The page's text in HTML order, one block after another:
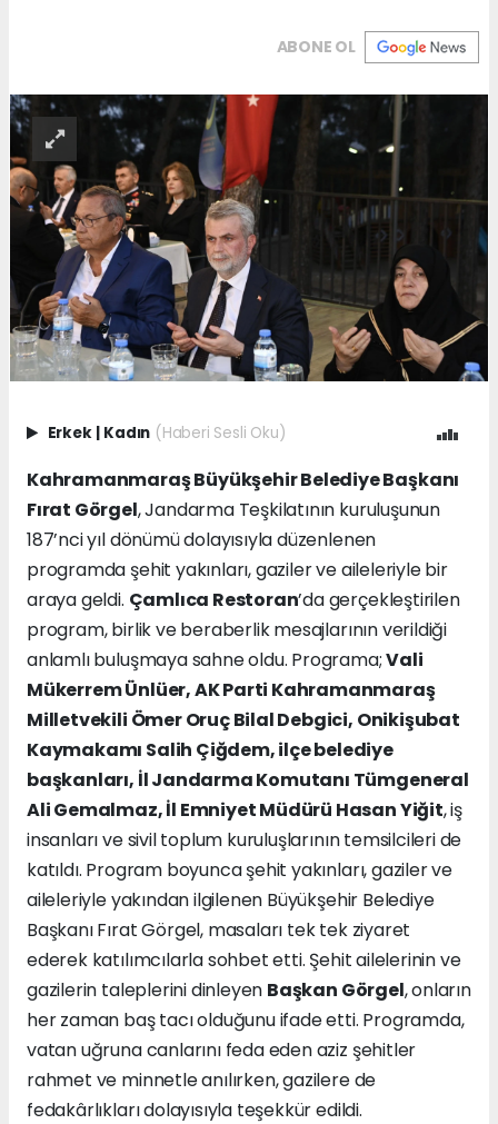
ABONE OL
Erkek | Kadın (Haberi Sesli Oku)
Kahramanmaraş Büyükşehir Belediye Başkanı
Fırat Görgel, Jandarma Teşkilatının kuruluşunun
187’nci yıl dönümü dolayısıyla düzenlenen
programda şehit yakınları, gaziler ve aileleriyle bir
araya geldi. Çamlıca Restoran’da gerçekleştirilen
program, birlik ve beraberlik mesajlarının verildiği
anlamlı buluşmaya sahne oldu. Programa;Vali
Mükerrem Ünlüer, AK Parti Kahramanmaraş
Milletvekili Ömer Oruç Bilal Debgici, Onikişubat
Kaymakamı Salih Çiğdem, ilçe belediye
başkanları, İl Jandarma Komutanı Tümgeneral
Ali Gemalmaz, İl Emniyet Müdürü Hasan Yiğit, iş
insanları ve sivil toplum kuruluşlarının temsilcileri de
katıldı. Program boyunca şehit yakınları, gaziler ve
aileleriyle yakından ilgilenen Büyükşehir Belediye
Başkanı Fırat Görgel, masaları tek tek ziyaret
ederek katılımcılarla sohbet etti. Şehit ailelerinin ve
gazilerin taleplerini dinleyen Başkan Görgel, onların
her zaman baş tacı olduğunu ifade etti. Programda,
vatan uğruna canlarını feda eden aziz şehitler
rahmet ve minnetle anılırken, gazilere de
fedakârlıkları dolayısıyla teşekkür edildi.